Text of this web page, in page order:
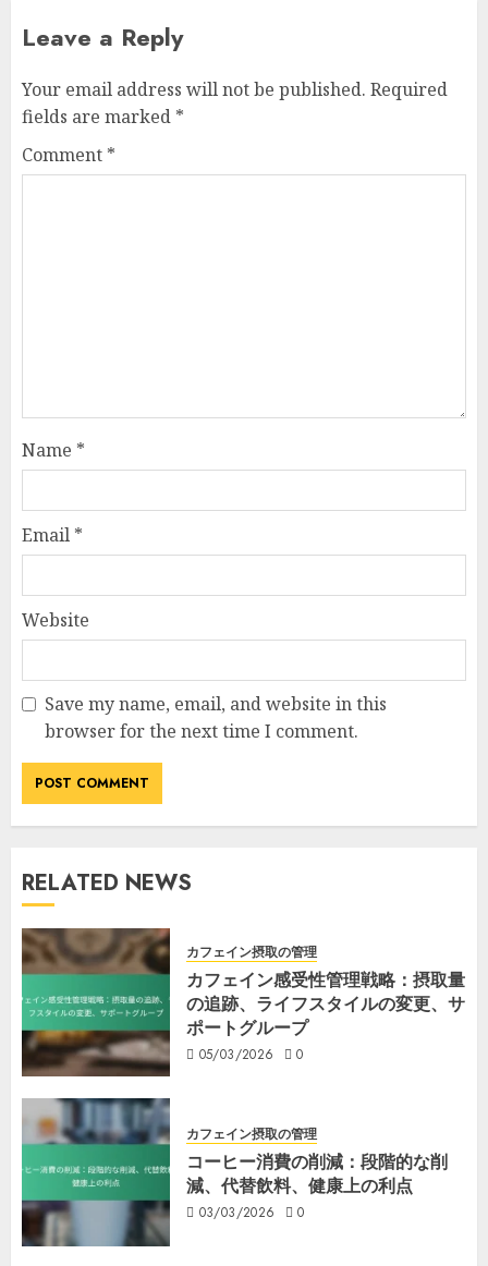
Leave a Reply
Your email address will not be published. Required
fields are marked *
Comment *
Name *
Email *
Website
Save my name, email, and website in this
browser for the next time I comment.
RELATED NEWS
カフェイン摂取の管理
カフェイン感受性管理戦略：摂取量
の追跡、ライフスタイルの変更、サ
ポートグループ
05/03/2026 0
カフェイン摂取の管理
コーヒー消費の削減：段階的な削
減、代替飲料、健康上の利点
03/03/2026 0